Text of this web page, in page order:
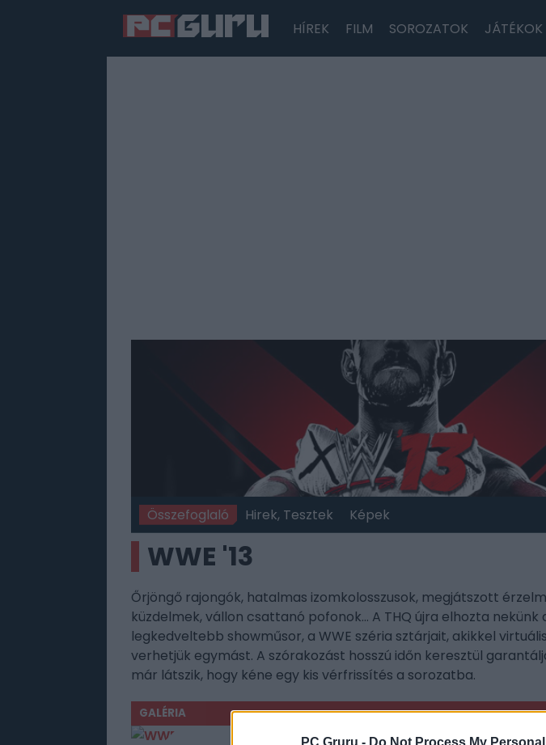
PC Gruru - Do Not Process My
HÍREK FILM SOROZATOK JÁTÉKOK
Összefoglaló Hirek, Tesztek Képek
WWE '13
Őrjöngő rajongók, hatalmas izomkolosszusok, megjátszott
küzdelmek, vállon csattanó pofonok… A THQ újra elhozta nekünk
legkedveltebb showműsor, a WWE széria sztárjait, akikkel
verhetjük egymást. A szórakozást hosszú időn keresztül
már látszik, hogy kéne egy kis vérfrissítés a sorozatba.
GALÉRIA